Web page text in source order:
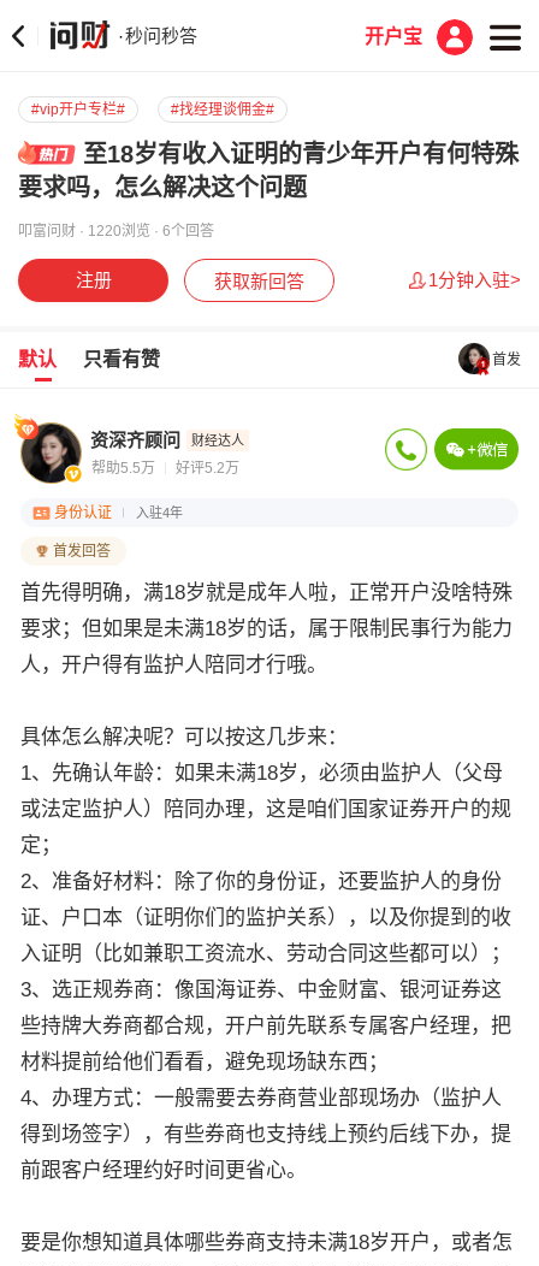
·秒问秒答 开户宝
#vip开户专栏# #找经理谈佣金#
至18岁有收入证明的青少年开户有何特殊
要求吗，怎么解决这个问题
叩富问财 · 1220浏览 · 6个回答
注册 获取新回答 1分钟入驻>
默认 只看有赞 首发
资深齐顾问 财经达人
帮助5.5万 好评5.2万
身份认证 入驻4年
首发回答
首先得明确，满18岁就是成年人啦，正常开户没啥特殊
要求；但如果是未满18岁的话，属于限制民事行为能力
人，开户得有监护人陪同才行哦。
具体怎么解决呢？可以按这几步来：
1、先确认年龄：如果未满18岁，必须由监护人（父母
或法定监护人）陪同办理，这是咱们国家证券开户的规
定；
2、准备好材料：除了你的身份证，还要监护人的身份
证、户口本（证明你们的监护关系），以及你提到的收
入证明（比如兼职工资流水、劳动合同这些都可以）；
3、选正规券商：像国海证券、中金财富、银河证券这
些持牌大券商都合规，开户前先联系专属客户经理，把
材料提前给他们看看，避免现场缺东西；
4、办理方式：一般需要去券商营业部现场办（监护人
得到场签字），有些券商也支持线上预约后线下办，提
前跟客户经理约好时间更省心。
要是你想知道具体哪些券商支持未满18岁开户，或者怎